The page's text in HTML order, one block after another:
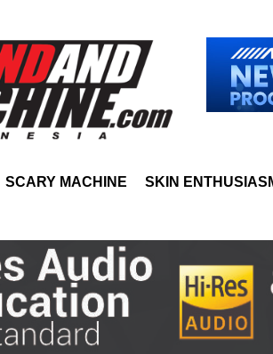
SCARY MACHINE SKIN